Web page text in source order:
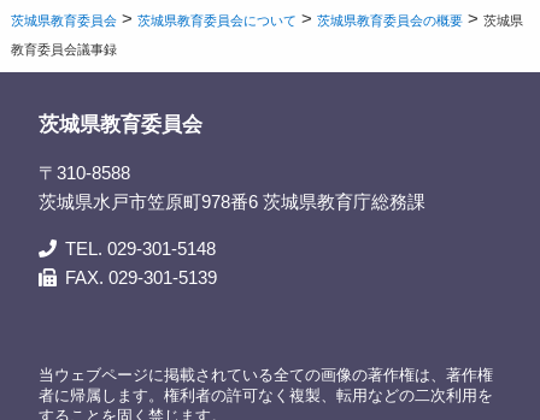
茨城県教育委員会 >茨城県教育委員会について >茨城県教育委員会の概要 >茨城県
教育委員会議事録
茨城県教育委員会
〒310-8588
茨城県水戸市笠原町978番6 茨城県教育庁総務課
TEL. 029-301-5148
FAX. 029-301-5139
当ウェブページに掲載されている全ての画像の著作権は、著作権
者に帰属します。権利者の許可なく複製、転用などの二次利用を
することを固く禁じます。